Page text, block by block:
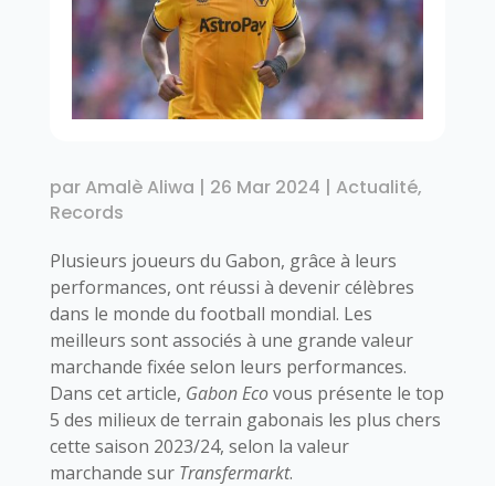
parAmalè Aliwa | 26 Mar 2024 | Actualité,
Records
Plusieurs joueurs du Gabon, grâce à leurs
performances, ont réussi à devenir célèbres
dans le monde du football mondial. Les
meilleurs sont associés à une grande valeur
marchande fixée selon leurs performances.
Dans cet article, Gabon Ecovous présente le top
5 des milieux de terrain gabonais les plus chers
cette saison 2023/24, selon la valeur
marchande sur Transfermarkt.